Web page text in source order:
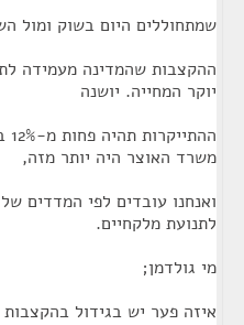
שמתחוללים היום בשוק ומול השאלה כמה
ההקצבות שהמדינה מעמידה
יוקר המחייה. יושנה
משרד האוצר היה יותר מזה,
ואנחנו עובדים לפי המדדים
לתנועת מלקחיים.
מי גולדמן;
איזה פער יש בגידול